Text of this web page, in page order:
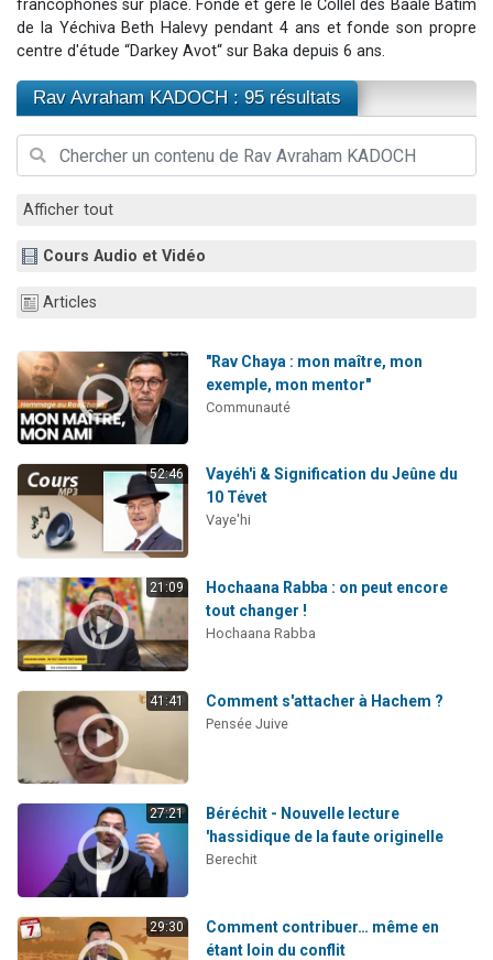
Il reste 49 places pour étudier en groupe sur Zoom
12 nouvelles musiques dans Torah-Box Music
francophones sur place. Fonde et gère le Collel des Baalé Batim
de la Yéchiva Beth Halevy pendant 4 ans et fonde son propre
centre d'étude “Darkey Avot“ sur Baka depuis 6 ans.
Rav Avraham KADOCH : 95 résultats
Afficher tout
Cours Audio et Vidéo
Articles
"Rav Chaya : mon maître, mon
exemple, mon mentor"
Communauté
52:46
Vayéh'i & Signification du Jeûne du
10 Tévet
Vaye'hi
21:09
Hochaana Rabba : on peut encore
tout changer !
Hochaana Rabba
41:41 Comment s'attacher à Hachem ?
Pensée Juive
27:21
Béréchit - Nouvelle lecture
'hassidique de la faute originelle
Berechit
29:30
Comment contribuer… même en
étant loin du conflit